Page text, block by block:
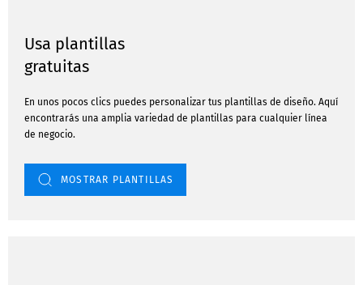
Usa plantillas
gratuitas
En unos pocos clics puedes personalizar tus plantillas de diseño. Aquí
encontrarás una amplia variedad de plantillas para cualquier línea
de negocio.
MOSTRAR PLANTILLAS